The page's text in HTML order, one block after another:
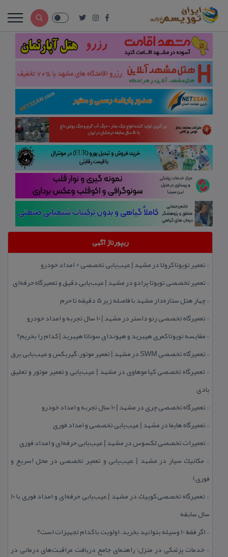
ریپورتاژ آگهی
:: تعمیر تویوتا كرولا در مشهد | عیب‌یابی تخصصی + امداد خودرو
:: تعمیر تخصصی تویوتا پرادو در مشهد | عیب‌یابی دقیق و تعمیرگاه حرفه‌ای
::چهار هتل‌ ستاره‌دار مشهد با فاصله زیر 5 دقیقه تا حرم
:: تعمیرگاه تخصصی رنو داستر در مشهد | ۱۰ سال تجربه و امداد خودرو
:: مقایسه تویوتا كمری هیبرید و هیوندای سوناتا هیبرید | كدام را بخریم؟
:: تعمیرگاه تخصصی SWM در مشهد | تعمیر موتور، گیربكس و عیب‌یابی برق
:: تعمیرگاه تخصصی كیا موهاوی در مشهد | عیب‌یابی و تعمیر موتور و تعلیق
بادی
:: تعمیرگاه تخصصی چری در مشهد | ۱۰ سال تجربه و امداد خودرو
:: تعمیرگاه هایما در مشهد | عیب‌یابی تخصصی و امداد فوری
:: تعمیرات تخصصی لكسوس در مشهد | عیب‌یابی حرفه‌ای و امداد فوری
:: مكانیك سیار در مشهد | عیب‌یابی و تعمیر تخصصی در محل (سریع و
فوری)
::
تعمیرگاه تخصصی كوییك در مشهد | عیب‌یابی حرفه‌ای و امداد فوری با ۱۰
سال سابقه
:: اگر فقط 10 وسیله بتوانید بخرید، اولویت با كدام تجهیزات است؟
:: خدمات پزشكی در منزل؛ راهنمای جامع دریافت مراقبت‌های درمانی در